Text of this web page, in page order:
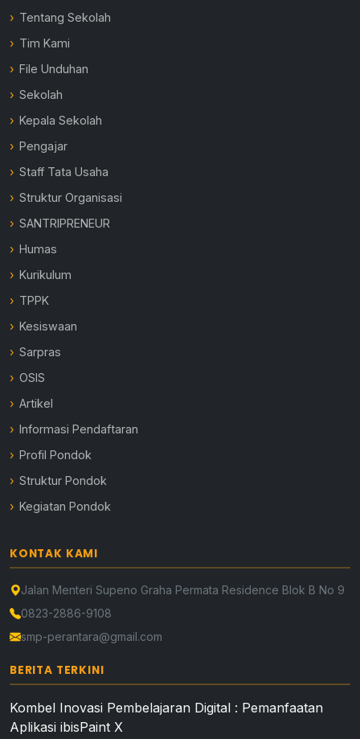
Tentang Sekolah
Tim Kami
File Unduhan
Sekolah
Kepala Sekolah
Pengajar
Staff Tata Usaha
Struktur Organisasi
SANTRIPRENEUR
Humas
Kurikulum
TPPK
Kesiswaan
Sarpras
OSIS
Artikel
Informasi Pendaftaran
Profil Pondok
Struktur Pondok
Kegiatan Pondok
KONTAK KAMI
Jalan Menteri Supeno Graha Permata Residence Blok B No 9
0823-2886-9108
smp-perantara@gmail.com
BERITA TERKINI
Kombel Inovasi Pembelajaran Digital : Pemanfaatan
Aplikasi ibisPaint X